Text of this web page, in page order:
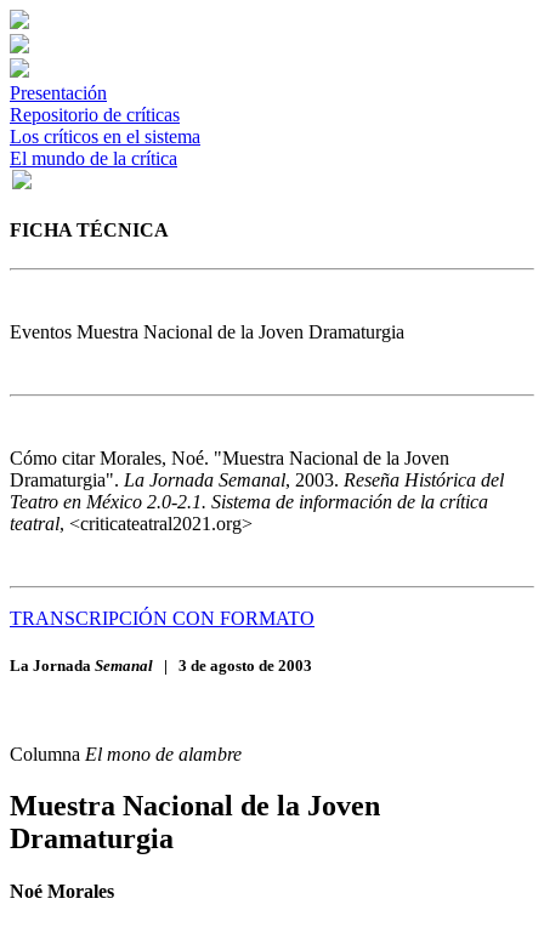
Presentación
Repositorio de críticas
Los críticos en el sistema
El mundo de la crítica
FICHA TÉCNICA
Eventos Muestra Nacional de la Joven Dramaturgia
Cómo citarMorales, Noé. "Muestra Nacional de la Joven
Dramaturgia". La Jornada Semanal, 2003. Reseña Histórica del
Teatro en México 2.0-2.1. Sistema de información de la crítica
teatral, <criticateatral2021.org>
TRANSCRIPCIÓN CON FORMATO
La Jornada Semanal | 3 de agosto de 2003
Columna El mono de alambre
Muestra Nacional de la Joven
Dramaturgia
Noé Morales